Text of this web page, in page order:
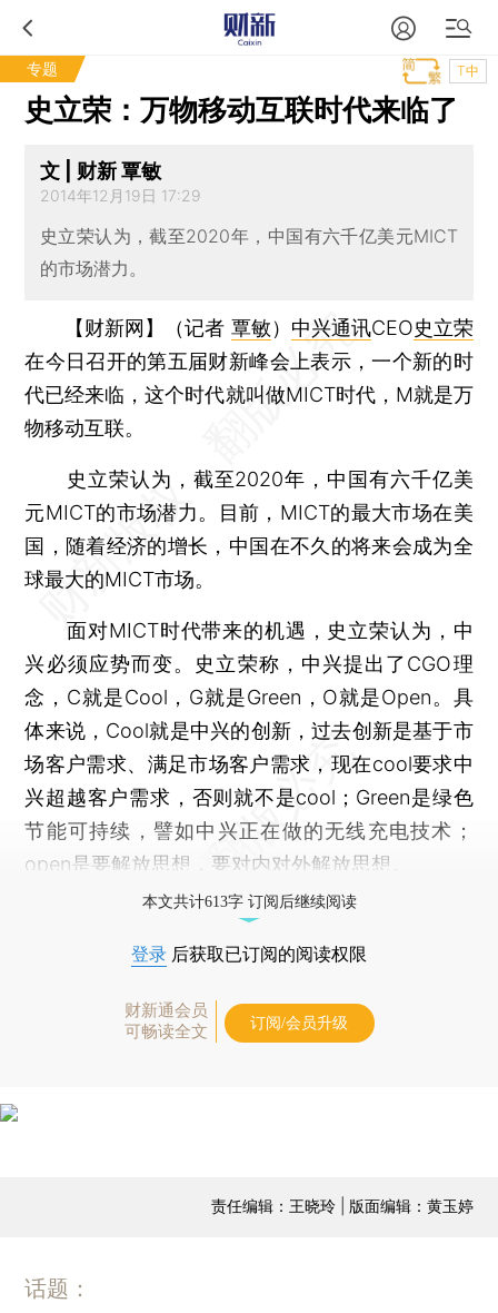
专题 T中
史立荣：万物移动互联时代来临了
文 | 财新 覃敏
2014年12月19日 17:29
史立荣认为，截至2020年，中国有六千亿美元MICT
的市场潜力。
【财新网】（记者 覃敏） 中兴通讯CEO史立荣
在今日召开的第五届财新峰会上表示，一个新的时
代已经来临，这个时代就叫做MICT时代，M就是万
物移动互联。
史立荣认为，截至2020年，中国有六千亿美
元MICT的市场潜力。目前，MICT的最大市场在美
国，随着经济的增长，中国在不久的将来会成为全
球最大的MICT市场。
面对MICT时代带来的机遇，史立荣认为，中
兴必须应势而变。史立荣称，中兴提出了CGO理
念，C就是Cool，G就是Green，O就是Open。具
体来说，Cool就是中兴的创新，过去创新是基于市
场客户需求、满足市场客户需求，现在cool要求中
兴超越客户需求，否则就不是cool；Green是绿色
节能可持续，譬如中兴正在做的无线充电技术；
open是要解放思想，要对内对外解放思想。
本文共计613字 订阅后继续阅读
登录 后获取已订阅的阅读权限
财新通会员
可畅读全文
订阅/会员升级
责任编辑：王晓玲 | 版面编辑：黄玉婷
话题：